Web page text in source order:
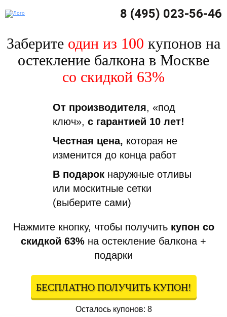
8 (495) 023-56-46
Заберите один из 100 купонов на
остекление балкона в Москве
со скидкой 63%
От производителя, «под
ключ», с гарантией 10 лет!
Честная цена, которая не
изменится до конца работ
В подарок наружные отливы
или москитные сетки
(выберите сами)
Нажмите кнопку, чтобы получить купон со
скидкой 63% на остекление балкона +
подарки
БЕСПЛАТНО ПОЛУЧИТЬ КУПОН!
Осталось купонов: 8